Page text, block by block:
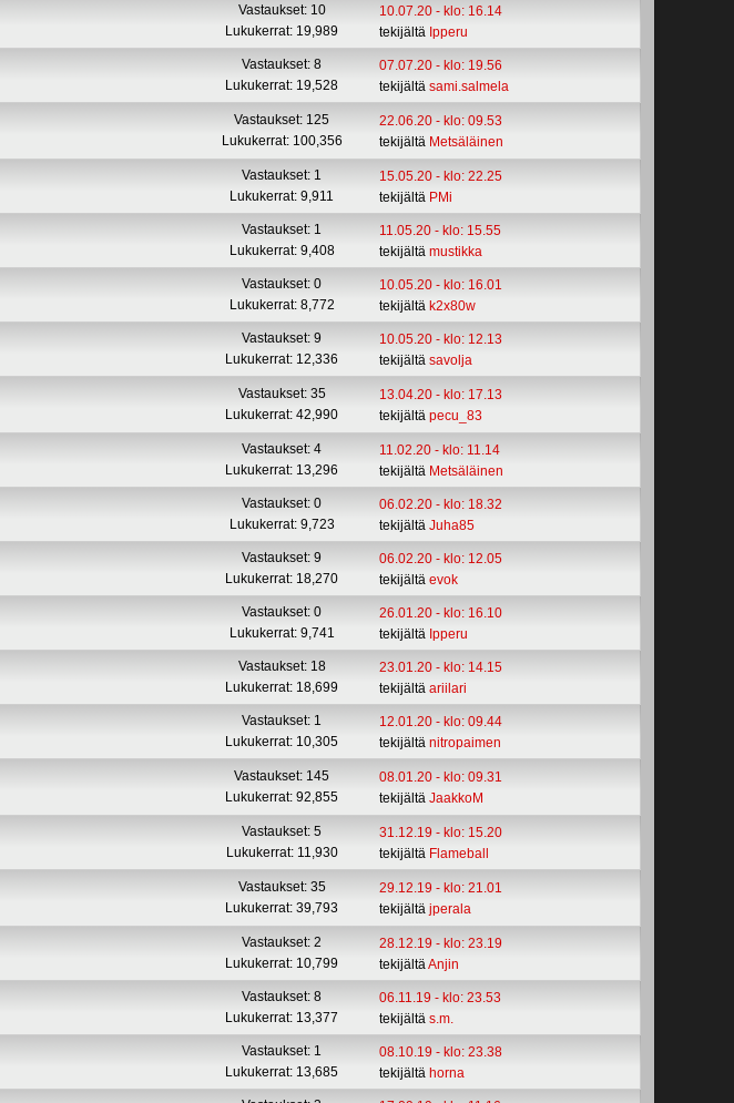
Vastaukset: 10
Lukukerrat: 19,989
10.07.20 - klo: 16.14
tekijältä Ipperu
Vastaukset: 8
Lukukerrat: 19,528
07.07.20 - klo: 19.56
tekijältäsami.salmela
Vastaukset: 125
Lukukerrat: 100,356
22.06.20 - klo: 09.53
tekijältä Metsäläinen
Vastaukset: 1
Lukukerrat: 9,911
15.05.20 - klo: 22.25
tekijältä PMi
Vastaukset: 1
Lukukerrat: 9,408
11.05.20 - klo: 15.55
tekijältämustikka
Vastaukset: 0
Lukukerrat: 8,772
10.05.20 - klo: 16.01
tekijältä k2x80w
Vastaukset: 9
Lukukerrat: 12,336
10.05.20 - klo: 12.13
tekijältäsavolja
Vastaukset: 35
Lukukerrat: 42,990
13.04.20 - klo: 17.13
tekijältäpecu_83
Vastaukset: 4
Lukukerrat: 13,296
11.02.20 - klo: 11.14
tekijältä Metsäläinen
Vastaukset: 0
Lukukerrat: 9,723
06.02.20 - klo: 18.32
tekijältäJuha85
Vastaukset: 9
Lukukerrat: 18,270
06.02.20 - klo: 12.05
tekijältäevok
Vastaukset: 0
Lukukerrat: 9,741
26.01.20 - klo: 16.10
tekijältä Ipperu
Vastaukset: 18
Lukukerrat: 18,699
23.01.20 - klo: 14.15
tekijältäariilari
Vastaukset: 1
Lukukerrat: 10,305
12.01.20 - klo: 09.44
tekijältänitropaimen
Vastaukset: 145
Lukukerrat: 92,855
08.01.20 - klo: 09.31
tekijältäJaakkoM
Vastaukset: 5
Lukukerrat: 11,930
31.12.19 - klo: 15.20
tekijältä Flameball
Vastaukset: 35
Lukukerrat: 39,793
29.12.19 - klo: 21.01
tekijältäjperala
Vastaukset: 2
Lukukerrat: 10,799
28.12.19 - klo: 23.19
tekijältäAnjin
Vastaukset: 8
Lukukerrat: 13,377
06.11.19 - klo: 23.53
tekijältäs.m.
Vastaukset: 1
Lukukerrat: 13,685
08.10.19 - klo: 23.38
tekijältä horna